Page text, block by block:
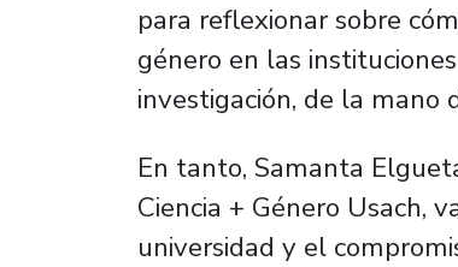
para reflexionar sobre
género en las
investigación, de la mano
En tanto, Samanta
Ciencia + Género Usach,
universidad y el